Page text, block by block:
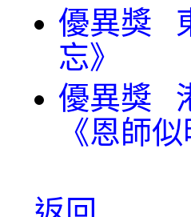
優異獎
忘》
優異獎
《恩師似